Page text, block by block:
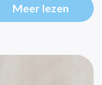
Meer lezen